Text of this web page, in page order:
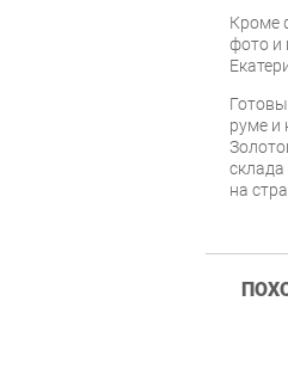
Кроме
фото и
руме и
склада
на